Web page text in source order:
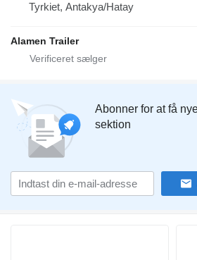
Tyrkiet, Antakya/Hatay
Alamen Trailer
Abonner for at få
sektion